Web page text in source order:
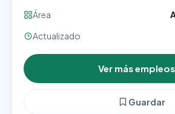
Área
Actualizado
Ver más empleos
Guardar